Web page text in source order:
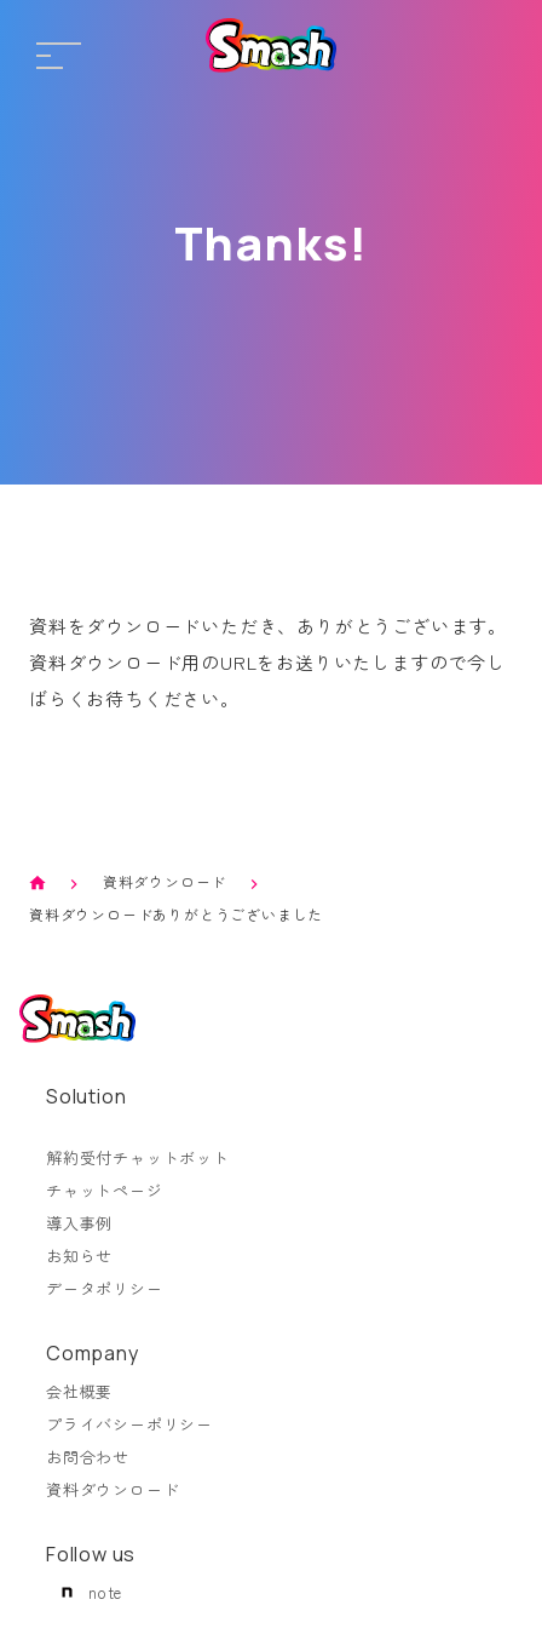
Thanks!
資料をダウンロードいただき、ありがとうございます。
資料ダウンロード用のURLをお送りいたしますので今し
ばらくお待ちください。
資料ダウンロード
資料ダウンロードありがとうございました
Solution
解約受付チャットボット
チャットページ
導入事例
お知らせ
データポリシー
Company
会社概要
プライバシーポリシー
お問合わせ
資料ダウンロード
Follow us
note